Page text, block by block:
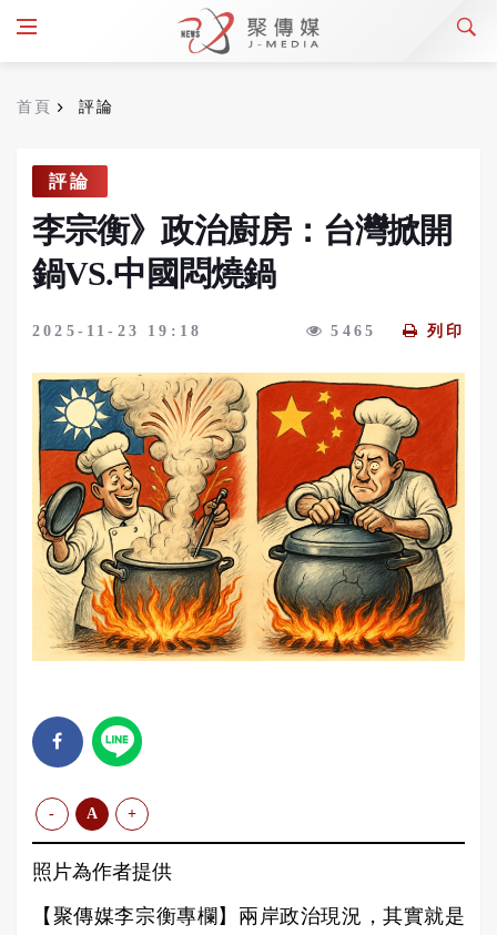
首頁 評論
評論
李宗衡》政治廚房：台灣掀開
鍋VS.中國悶燒鍋
2025-11-23 19:18 5465 列印
- A +
照片為作者提供
【聚傳媒李宗衡專欄】兩岸政治現況，其實就是